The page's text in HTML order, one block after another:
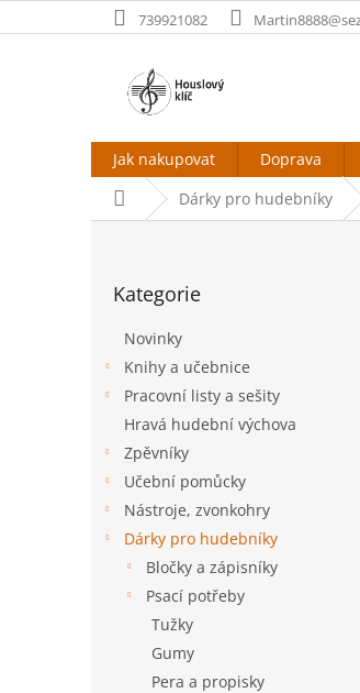
na
739921082
Jak nakupovat Doprava
Domů Dárky pro hudebníky
kategorie
Kategorie
Novinky
Knihy a učebnice
Pracovní listy a sešity
Hravá hudební výchova
Zpěvníky
Učební pomůcky
Nástroje, zvonkohry
Dárky pro hudebníky
Bločky a zápisníky
Psací potřeby
Tužky
Gumy
Pera a propisky